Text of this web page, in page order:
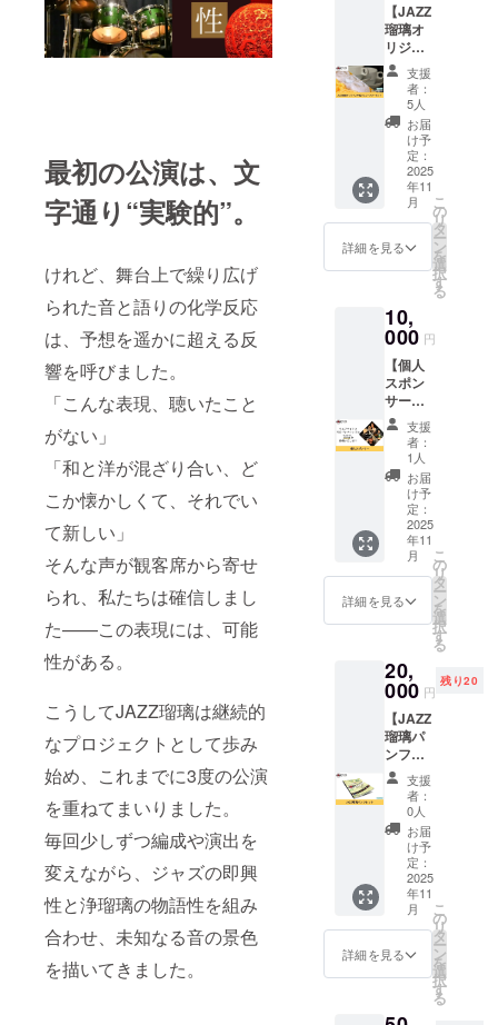
最初の公演は、文
字通り“実験的”。
けれど、舞台上で繰り広げ
られた音と語りの化学反応
は、予想を遥かに超える反
響を呼びました。
「こんな表現、聴いたこと
がない」
「和と洋が混ざり合い、ど
こか懐かしくて、それでい
て新しい」
そんな声が観客席から寄せ
られ、私たちは確信しまし
た——この表現には、可能
性がある。
こうしてJAZZ瑠璃は継続的
なプロジェクトとして歩み
始め、これまでに3度の公演
を重ねてまいりました。
毎回少しずつ編成や演出を
変えながら、ジャズの即興
性と浄瑠璃の物語性を組み
合わせ、未知なる音の景色
を描いてきました。
【JAZZ
瑠璃オ
リジナ
ル⼿拭
いと
コース
ター
セッ
ト】
JAZZ瑠
璃オリ
ジナル
⼿拭い
とコー
スター
けしま
す。 ⼿
拭いサ
イズ:：
(約)35x
90cm
素材:：
綿100%
コース
ターサ
イズ：
直径
100mm
（丸
型）／
4mm厚
素材：
ル）素
材 ※送
のお値
段で
す。
支援
者：
5人
お届
け予
定：
2025
年11
月
詳細を見る
こ
の
リ
タ
ー
ン
を
選
択
す
る
10,
000 円
【個人
スポン
サー】
JAZZ瑠
璃の個
人スポ
ンサー
になれ
る権利
です。
支援者
として
ウエブ
サイト
と当日
にお名
前を掲
載させ
ていた
だきま
す。 ※
掲載す
るお名
前を備
考欄に
ご記入
くださ
い。 ※
ニック
ネーム
でのご
参加も
支援
者：
1人
お届
け予
定：
2025
年11
月
詳細を見る
こ
の
リ
タ
ー
ン
を
選
択
す
る
20,
000 円
残り20
【JAZZ
瑠璃パ
ンフ
レッ
ト】 主
要出演
者7名の
サイン
入り
JAZZ瑠
璃パン
フレッ
トをお
届けし
ます。
※送料込
値段で
支援
者：
0人
お届
け予
定：
2025
年11
月
詳細を見る
こ
の
リ
タ
ー
ン
を
選
択
す
る